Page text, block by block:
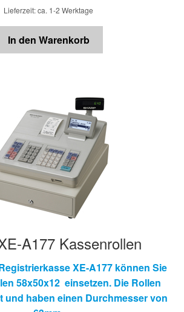
Lieferzeit: ca. 1-2 Werktage
In den Warenkorb
A177 Kassenrollen
XE-A177 können Sie
58x50x12 einsetzen. Die Rollen
und haben einen Durchmesser von